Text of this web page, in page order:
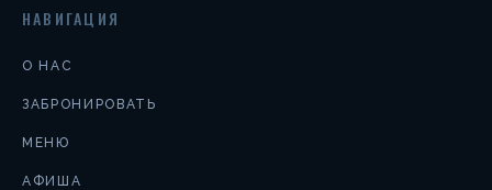
НАВИГАЦИЯ
О НАС
ЗАБРОНИРОВАТЬ
МЕНЮ
АФИША